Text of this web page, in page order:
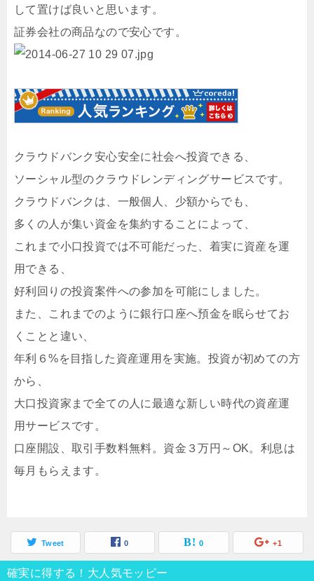
して置けば良いと思います。
証券会社の商品なので安心です。
クラウドバンク安心安全に社会へ投資できる、
ソーシャル型のクラウドレンディングサービスです。
クラウドバンクは、一般個人、少額からでも、
多くの人が集い資金を集約することによって、
これまで小口投資では不可能だった、着実に資産を運
用できる、
好利回りの投資案件への参加を可能にしました。
また、これまでのように銀行口座へ預金を眠らせてお
くことと違い、
年利６%を目指した資産運用を実施。投資が初めての方
から、
大口投資家まで全ての人に最適な新しい時代の資産運
用サービスです。
口座開設、取引手数料無料。資金３万円～OK。利息は
毎月もらえます。
Tweet 0 0 +1
確実に得する！大人気モッピー